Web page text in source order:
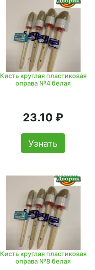
Кисть круглая пластиковая
оправа №4 белая
23.10 ₽
Узнать
Кисть круглая пластиковая
оправа №8 белая